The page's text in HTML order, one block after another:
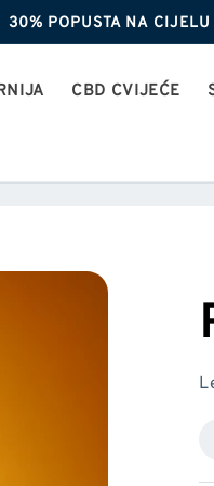
30% POPUSTA NA
CBD CVIJEĆE